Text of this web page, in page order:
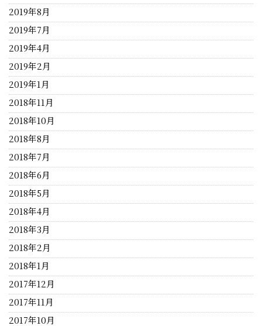
2019年8月
2019年7月
2019年4月
2019年2月
2019年1月
2018年11月
2018年10月
2018年8月
2018年7月
2018年6月
2018年5月
2018年4月
2018年3月
2018年2月
2018年1月
2017年12月
2017年11月
2017年10月